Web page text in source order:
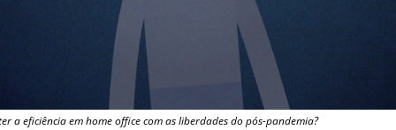
a eficiência em home office com as liberdades do pós-pandemia?